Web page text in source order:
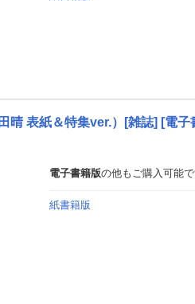
晴 表紙＆特集ver.）[雑誌] [電子
電子書籍版の他もご購入可能
紙書籍版